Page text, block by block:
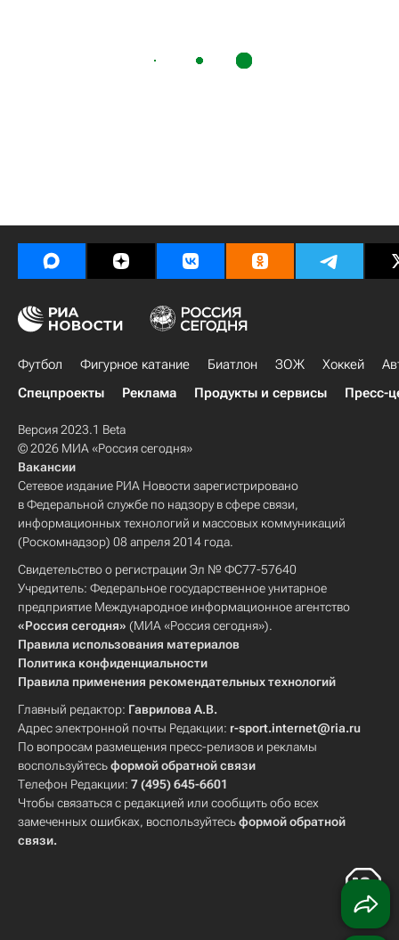
Футбол Фигурное катание Биатлон ЗОЖ Хоккей
Спецпроекты
Реклама Продукты и сервисы Пресс-
Версия 2023.1 Beta
© 2026 МИА «Россия сегодня»
Вакансии
Сетевое издание РИА Новости зарегистрировано
в Федеральной службе по надзору в сфере связи,
информационных технологий и массовых коммуникаций
(Роскомнадзор) 08 апреля 2014 года.
Свидетельство о регистрации Эл № ФС77-57640
Учредитель: Федеральное государственное унитарное
предприятие Международное информационное агентство
«Россия сегодня» (МИА «Россия сегодня»).
Правила использования материалов
Политика конфиденциальности
Правила применения рекомендательных технологий
Главный редактор: Гаврилова А.В.
Адрес электронной почты Редакции: r-sport.internet@ria.ru
По вопросам размещения пресс-релизов и рекламы
воспользуйтесьформой обратной связи
Телефон Редакции: 7 (495) 645-6601
Чтобы связаться с редакцией или сообщить обо всех
замеченных ошибках, воспользуйтесьформой обратной
связи.